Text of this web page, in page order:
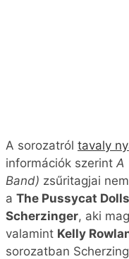
A sorozatról tavaly
információk szerint A
Band) zsűritagjai
a The Pussycat Dolls
Scherzinger, aki
valamint Kelly
sorozatban